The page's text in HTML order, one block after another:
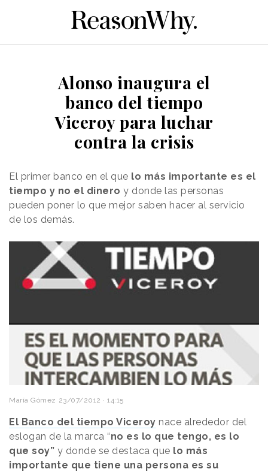
Alonso inaugura el
banco del tiempo
Viceroy para luchar
contra la crisis
El primer banco en el que lo más importante es el
tiempo y no el dinero y donde las personas
pueden poner lo que mejor saben hacer al servicio
de los demás.
María Gómez 23/07/2012 · 14:15
El Banco del tiempo Viceroy nace alrededor del
eslogan de la marca “no es lo que tengo, es lo
que soy” y donde se destaca que lo más
importante que tiene una persona es su